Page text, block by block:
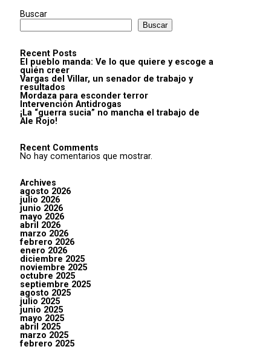
Buscar
Buscar
Recent Posts
El pueblo manda: Ve lo que quiere y escoge a
quién creer
Vargas del Villar, un senador de trabajo y
resultados
Mordaza para esconder terror
Intervención Antidrogas
¡La “guerra sucia” no mancha el trabajo de
Ale Rojo!
Recent Comments
No hay comentarios que mostrar.
Archives
agosto 2026
julio 2026
junio 2026
mayo 2026
abril 2026
marzo 2026
febrero 2026
enero 2026
diciembre 2025
noviembre 2025
octubre 2025
septiembre 2025
agosto 2025
julio 2025
junio 2025
mayo 2025
abril 2025
marzo 2025
febrero 2025